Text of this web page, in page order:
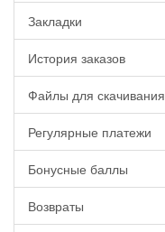
Закладки
История заказов
Файлы для скачивания
Регулярные платежи
Бонусные баллы
Возвраты